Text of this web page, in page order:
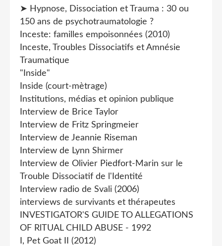
➤ Hypnose, Dissociation et Trauma : 30 ou
150 ans de psychotraumatologie ?
Inceste: familles empoisonnées (2010)
Inceste, Troubles Dissociatifs et Amnésie
Traumatique
"Inside"
Inside (court-mètrage)
Institutions, médias et opinion publique
Interview de Brice Taylor
Interview de Fritz Springmeier
Interview de Jeannie Riseman
Interview de Lynn Shirmer
Interview de Olivier Piedfort-Marin sur le
Trouble Dissociatif de l'Identité
Interview radio de Svali (2006)
interviews de survivants et thérapeutes
INVESTIGATOR'S GUIDE TO ALLEGATIONS
OF RlTUAL CHILD ABUSE - 1992
I, Pet Goat II (2012)